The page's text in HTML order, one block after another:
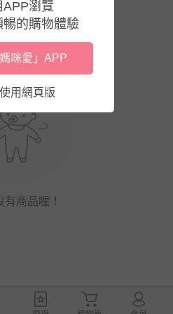
有商品喔！
APP瀏覽
的購物體驗
咪愛」APP
用網頁版